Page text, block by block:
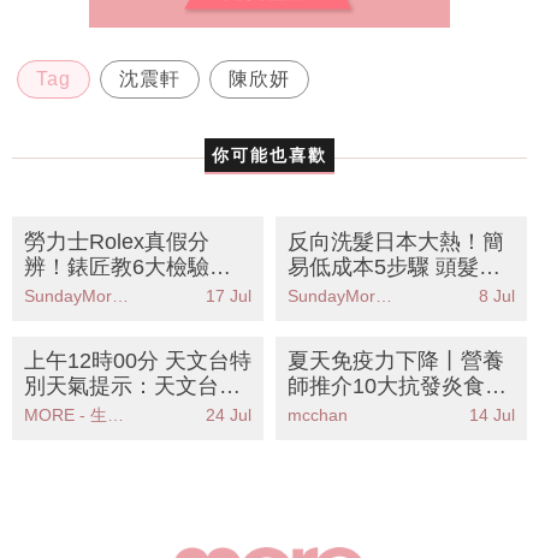
Tag 沈震軒 陳欣妍
你可能也喜歡
勞力士Rolex真假分
辨！錶匠教6大檢驗方
法：內刻度色差、皇冠
17 Jul
反向洗髮日本大熱！簡
易低成本5步驟 頭髮即
變柔順！解決毛躁脫髮
8 Jul
上午12時00分 天文台特
別天氣提示：天文台預
計稍後發出一號戒備信
MORE - 生活品味 24 Jul
夏天免疫力下降丨營養
師推介10大抗發炎食物
告別冷氣病+夜瞓後遺
mcchan 14 Jul